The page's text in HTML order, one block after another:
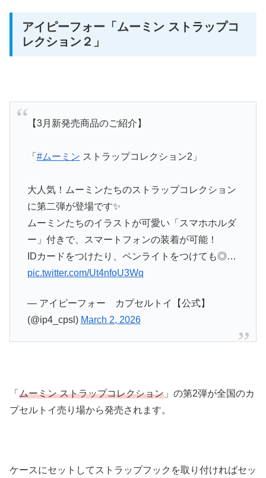
アイピーフォー 「ムーミン ストラップコ
レクション２」
【3月新発売商品のご紹介】
「 #ムーミン ストラップコレクション2」
大人気！ムーミンたちのストラップコレクション
に第二弾が登場です✨
ムーミンたちのイラストが可愛い「スマホホルダ
ー」付きで、スマートフォンの装着が可能！
IDカードをつけたり、ペンライトをつけても◎…
pic.twitter.com/Ut4nfoU3Wq
— アイピーフォー カプセルトイ【公式】
(@ip4_cpsl) March 2, 2026
「 ムーミン ストラップコレクション 」の第2弾が全国のカ
プセルトイ売り場から発売されます。
ケースにセットしてストラップフックを取り付ければセッ